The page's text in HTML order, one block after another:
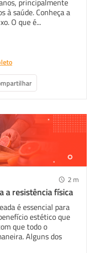
à saúde. Conheça a
O que é...
2 m
a resistência física
é essencial para
estético que
que todo o
Alguns dos
Linkedin